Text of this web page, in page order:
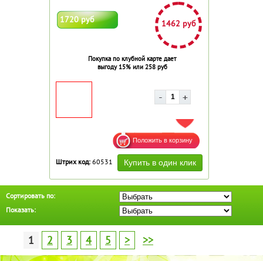
1720 руб 1462 руб
Покупка по клубной карте дает
выгоду 15% или 258 руб
ДОБАВИТЬ В ИЗБРАННОЕ
Штрих код: 60531
Сортировать по:
Показать:
1 2 3 4 5 > >>